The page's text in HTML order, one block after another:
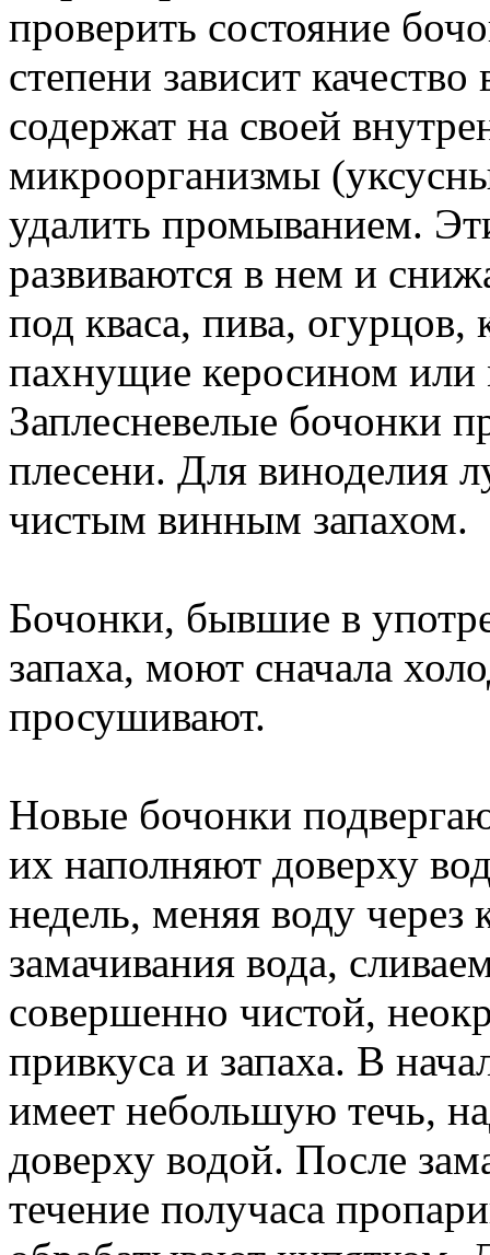
проверить состояние
степени зависит
содержат на своей
микроорганизмы
удалить промыванием.
развиваются в нем и
под кваса, пива, огурцов,
пахнущие керосином или
Заплесневелые бочонки
плесени. Для виноделия
чистым винным запахом.
Бочонки, бывшие в
запаха, моют сначала
просушивают.
Новые бочонки
их наполняют доверху
недель, меняя воду
замачивания вода,
совершенно чистой,
привкуса и запаха. В
имеет небольшую течь,
доверху водой. После
течение получаса